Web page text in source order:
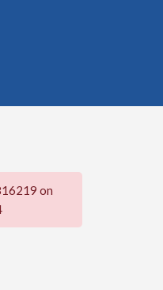
on